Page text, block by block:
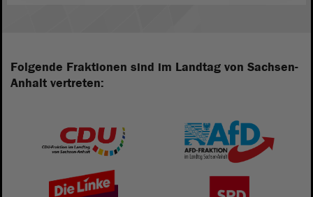
Folgende Fraktionen sind im Landtag von Sachsen-
Anhalt vertreten: